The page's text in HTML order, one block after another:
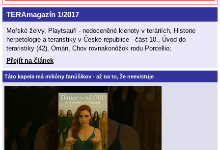
TERAmagazín 1/2017
Mořské želvy, Playtsauři - nedoceněné klenoty v teráriích, Historie
herpetologie a teraristiky v České republice - část 10., Úvod do
teraristiky (42), Omán, Chov rovnakonôžok rodu Porcellio;
Přejít na článek
Táto kapela má milióny fanúšikov - až na to, že neexistuje